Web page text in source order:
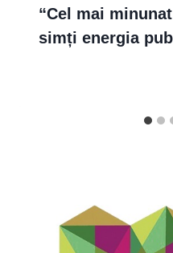
“Cel mai
simți energia